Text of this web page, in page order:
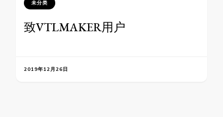
未分类
致VTLMAKER用户
2019年12月26日